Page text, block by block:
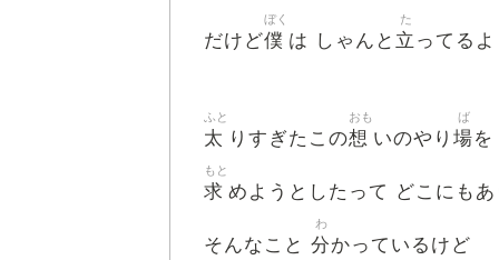
だけど僕
ぼく
は しゃんと 立
た
ってるよ
太
ふと
りすぎたこの想
おも
いのやり 場
ば
を
求
もと
めようとしたって どこにも
そんなこと 分
わ
かっているけど